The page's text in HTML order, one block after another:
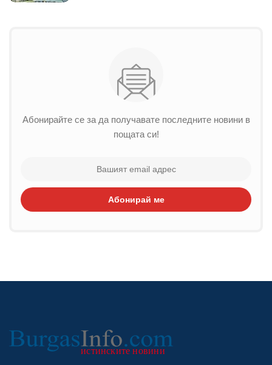
Абонирайте се за да получавате последните новини в
пощата си!
Абонирай ме